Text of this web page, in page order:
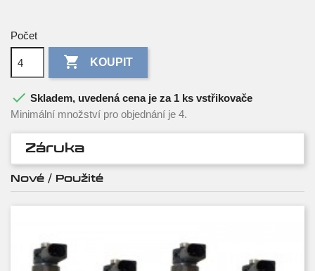
Počet
 KOUPIT
 Skladem, uvedená cena je za 1 ks vstřikovače
Minimální množství pro objednání je 4.
Záruka
Nové / Použité